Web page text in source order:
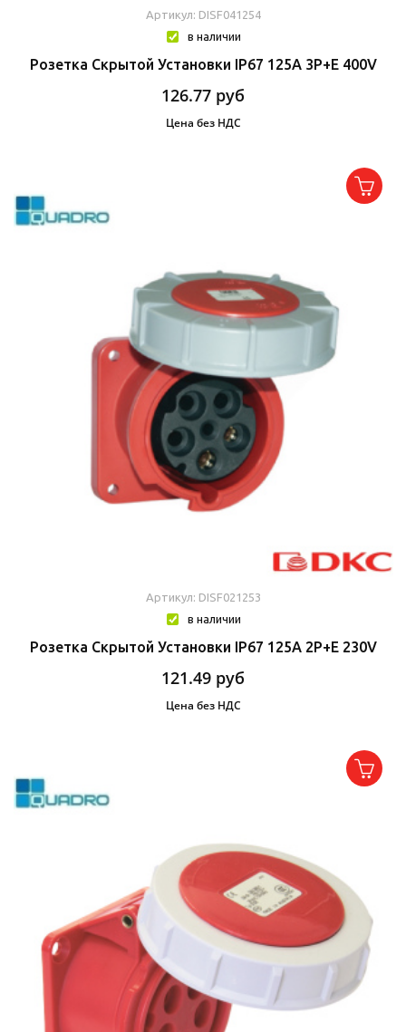
Артикул: DISF041254
в наличии
Розетка Скрытой Установки IP67 125A 3P+E 400V
126.77 руб
Цена без НДС
Артикул: DISF021253
в наличии
Розетка Скрытой Установки IP67 125A 2P+E 230V
121.49 руб
Цена без НДС